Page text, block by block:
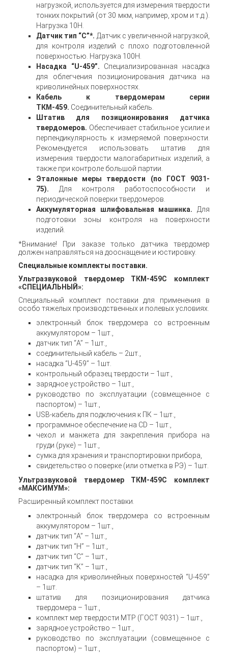
нагрузкой, используется для измерения твердости
тонких покрытий (от 30 мкм, например, хром и т.д.).
Нагрузка 10Н.
Датчик тип “C”*. Датчик с увеличенной нагрузкой,
для контроля изделий с плохо подготовленной
поверхностью. Нагрузка 100Н.
Насадка “U-459”. Специализированная насадка
для облегчения позиционирования датчика на
криволинейных поверхностях.
Кабель к твердомерам серии
ТКМ-459. Соединительный кабель.
Штатив для позиционирования датчика
твердомеров. Обеспечивает стабильное усилие и
перпендикулярность к измеряемой поверхности.
Рекомендуется использовать штатив для
измерения твердости малогабаритных изделий, а
также при контроле большой партии.
Эталонные меры твердости (по ГОСТ 9031-
75). Для контроля работоспособности и
периодической поверки твердомеров.
Аккумуляторная шлифовальная машинка. Для
подготовки зоны контроля на поверхности
изделий.
*Внимание! При заказе только датчика твердомер
должен направляться на дооснащение и юстировку.
Специальные комплекты поставки.
Ультразвуковой твердомер ТКМ-459С комплект
«СПЕЦИАЛЬНЫЙ»:
Специальный комплект поставки для применения в
особо тяжелых производственных и полевых условиях.
электронный блок твердомера со встроенным
аккумулятором – 1шт.,
датчик тип “A” – 1шт.,
соединительный кабель – 2шт.,
насадка “U-459” – 1шт.
контрольный образец твердости – 1шт.,
зарядное устройство – 1шт.,
руководство по эксплуатации (совмещенное с
паспортом) – 1шт.,
USB-кабель для подключения к ПК – 1шт.,
программное обеспечение на CD – 1шт.,
чехол и манжета для закрепления прибора на
груди (руке) – 1шт.,
сумка для хранения и транспортировки прибора,
свидетельство о поверке (или отметка в РЭ) – 1шт.
Ультразвуковой твердомер ТКМ-459С комплект
«МАКСИМУМ»:
Расширенный комплект поставки.
электронный блок твердомера со встроенным
аккумулятором – 1шт.,
датчик тип “A” – 1шт.,
датчик тип “H” – 1шт.,
датчик тип “C” – 1шт.,
датчик тип “K” – 1шт.,
насадка для криволинейных поверхностей “U-459”
– 1шт.
штатив для позиционирования датчика
твердомера – 1шт.,
комплект мер твердости МТР (ГОСТ 9031) – 1шт.,
зарядное устройство – 1шт.,
руководство по эксплуатации (совмещенное с
паспортом) – 1шт.,